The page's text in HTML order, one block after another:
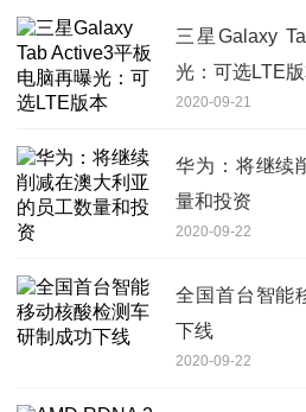
三星Galaxy
光：可选LTE
2020-09-21
华为：将继续
量和投资
2020-09-22
全国首台智能
下线
2020-09-22